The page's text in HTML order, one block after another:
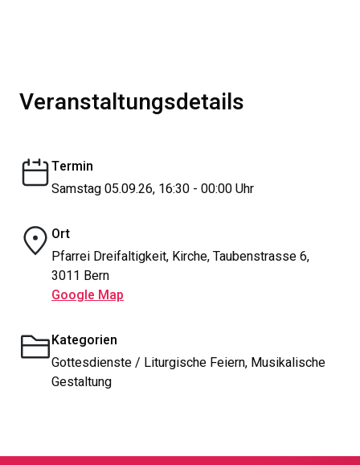
Veranstaltungsdetails
Termin
Samstag 05.09.26, 16:30 - 00:00 Uhr
Ort
Pfarrei Dreifaltigkeit, Kirche, Taubenstrasse 6,
3011 Bern
Google Map
Kategorien
Gottesdienste / Liturgische Feiern, Musikalische
Gestaltung